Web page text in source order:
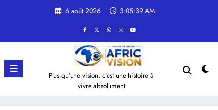
6 août 2026 3:05:40 AM
Plus qu’une vision, c’est une histoire à
vivre absolument